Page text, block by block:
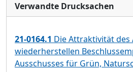
Verwandte Drucksachen
21-0164.1 Die Attraktivität des
wiederherstellen
Ausschusses für Grün,